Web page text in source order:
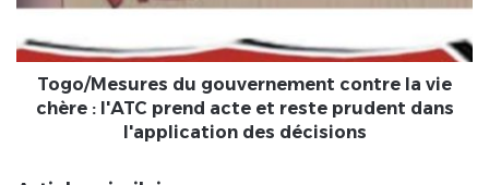
Internationale
Togo
chère
l'ATC
prend
acte
Togo/Mesures du gouvernement contre la vie
chère : l'ATC prend acte et reste prudent dans
l'application des décisions